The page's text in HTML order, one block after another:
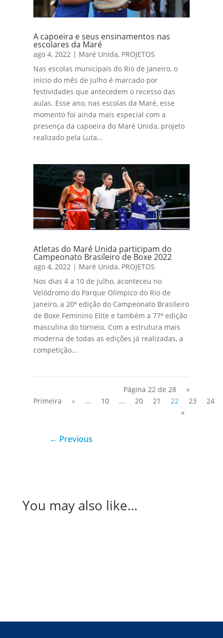
A capoeira e seus ensinamentos nas
escolares da Maré
ago 4, 2022 | Maré Unida, PROJETOS
Nas escolas municipais do Rio de Janeiro, o
início do mês de julho é marcado por
festividades que antecedem o recesso das
aulas. Esse ano, nas escolas da Maré, esse
momento foi ainda mais especial com a
presença da capoeira do Maré Unida, projeto
realizado pela Luta...
Atletas do Maré Unida participam do
Campeonato Brasileiro de Boxe 2022
ago 4, 2022 | Maré Unida, PROJETOS
Nos dias 4 a 10 de julho, aconteceu no
Velódromo do Parque Olímpico do Rio de
Janeiro, a 20ª edição do Campeonato Brasileiro
de Boxe Feminino Elite e também a 77ª edição
masculina do torneio. Com a estrutura mais
moderna de todas as edições já realizadas, a
competição...
Página 22 de 28
«
Primeira
« ... 10 ... 20 21 22 23
24
»
← Previous
You may also like…